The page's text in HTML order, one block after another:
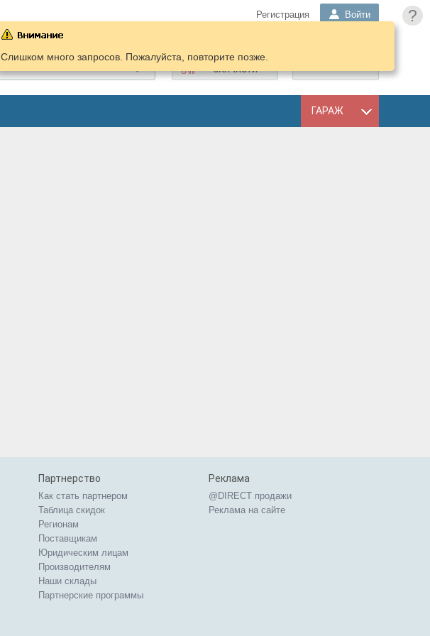
?
Регистрация Войти
ПОДОБРАТЬ
ЗАПЧАСТИ
ГАРАЖ
Слишком много запросов. Пожалуйста, повторите позже.
Партнерство
Как стать партнером
Таблица скидок
Регионам
Поставщикам
Юридическим лицам
Производителям
Наши склады
Партнерские программы
Реклама
@DIRECT продажи
Реклама на сайте